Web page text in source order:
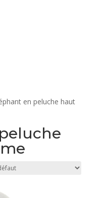
en peluche haut